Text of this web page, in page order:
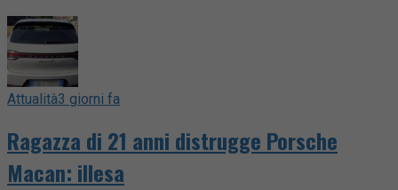
Attualità3 giorni fa
Ragazza di 21 anni distrugge Porsche
Macan: illesa